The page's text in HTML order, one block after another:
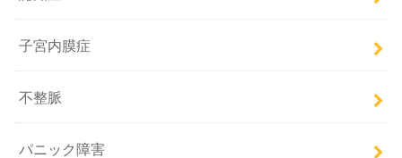
子宮内膜症
不整脈
パニック障害